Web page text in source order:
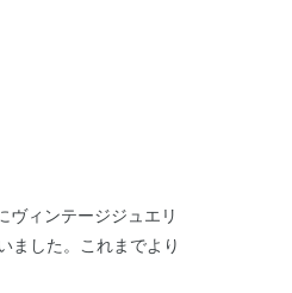
ヴィンテージジュエリ
ました。これまでより